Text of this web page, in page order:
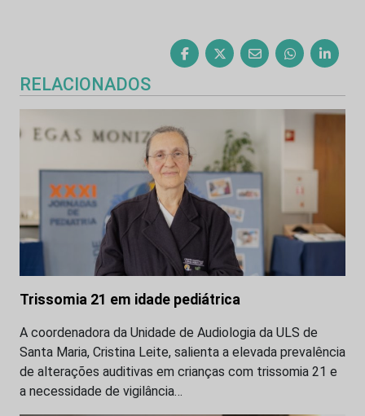
RELACIONADOS
Trissomia 21 em idade pediátrica
A coordenadora da Unidade de Audiologia da ULS de
Santa Maria, Cristina Leite, salienta a elevada prevalência
de alterações auditivas em crianças com trissomia 21 e
a necessidade de vigilância…